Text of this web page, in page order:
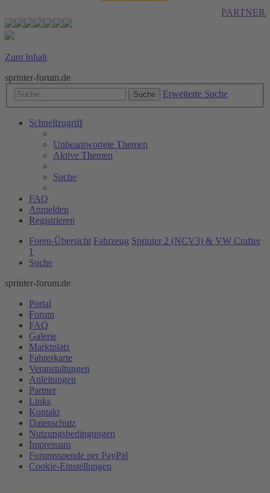
PARTNER
Zum Inhalt
sprinter-forum.de
Suche Erweiterte Suche
Schnellzugriff
Unbeantwortete Themen
Aktive Themen
Suche
FAQ
Anmelden
Registrieren
Foren-Übersicht Fahrzeug Sprinter 2 (NCV3) & VW Crafter
1
Suche
sprinter-forum.de
Portal
Forum
FAQ
Galerie
Marktplatz
Fahrerkarte
Veranstaltungen
Anleitungen
Partner
Links
Kontakt
Datenschutz
Nutzungsbedingungen
Impressum
Forumsspende per PayPal
Cookie-Einstellungen